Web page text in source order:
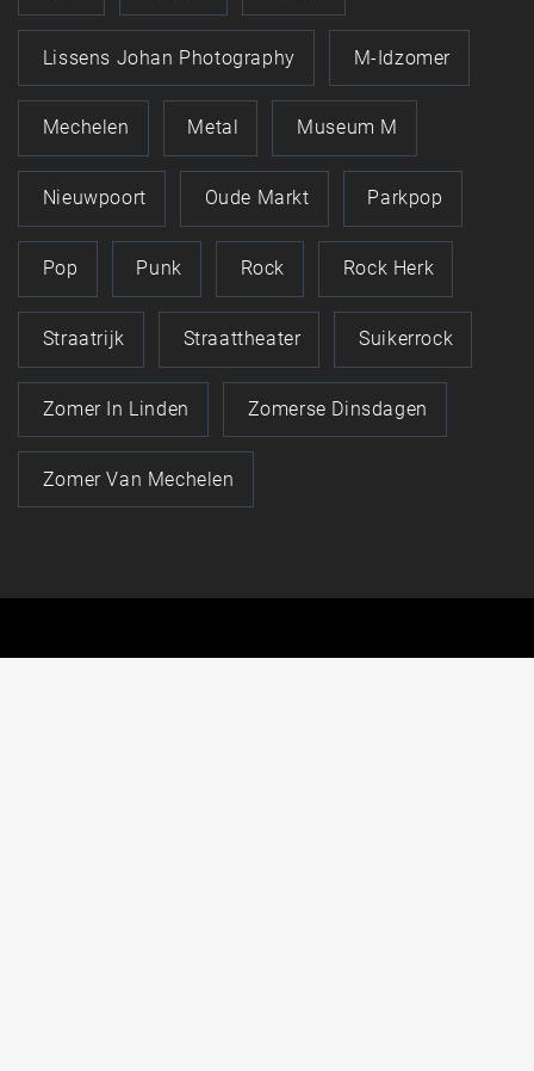
Lissens Johan Photography M-Idzomer
Mechelen Metal Museum M
Nieuwpoort Oude Markt Parkpop
Pop Punk Rock Rock Herk
Straatrijk Straattheater Suikerrock
Zomer In Linden Zomerse Dinsdagen
Zomer Van Mechelen